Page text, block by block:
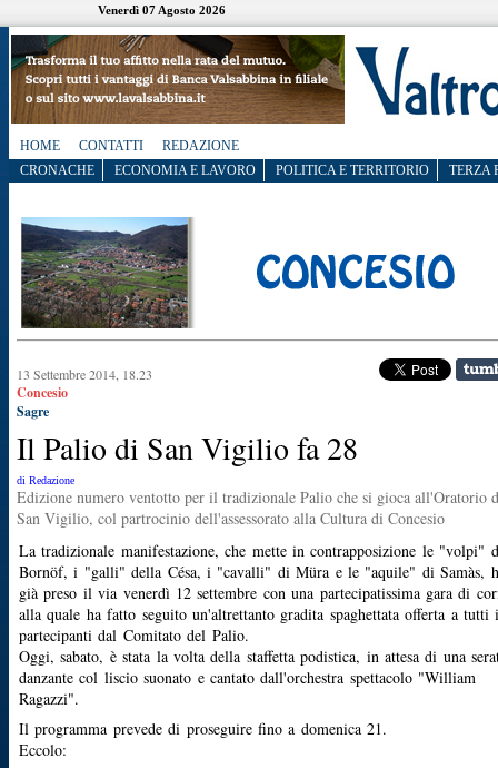
Venerdì 07 Agosto 2026
HOME CONTATTI
REDAZIONE
CRONACHE
ECONOMIA E LAVORO POLITICA E TERRITORIO TERZA
13 Settembre 2014, 18.23
Concesio
Sagre
Il Palio di San Vigilio fa 28
di Redazione
Edizione numero ventotto per il tradizionale Palio che si gioca all'Oratorio
San Vigilio, col partrocinio dell'assessorato alla Cultura di Concesio
La tradizionale manifestazione, che mette in contrapposizione le "volpi"
Bornöf, i "galli" della Césa, i "cavalli" di Müra e le "aquile" di Samàs,
già preso il via venerdì 12 settembre con una partecipatissima gara di
alla quale ha fatto seguito un'altrettanto gradita spaghettata offerta a tutti
partecipanti dal Comitato del Palio.
Oggi, sabato, è stata la volta della staffetta podistica, in attesa di una
danzante col liscio suonato e cantato dall'orchestra spettacolo "William
Ragazzi".
Il programma prevede di proseguire fino a domenica 21.
Eccolo: